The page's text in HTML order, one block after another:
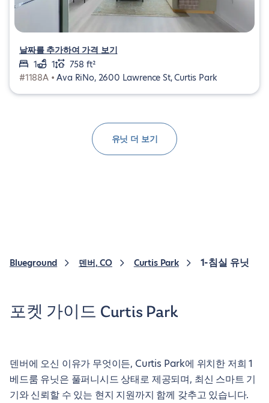
날짜를 추가하여 가격 보기
1
1
758 ft²
#1188A •Ava RiNo, 2600 Lawrence St, Curtis Park
유닛 더 보기
Blueground 덴버, CO Curtis Park 1-침실 유닛
포켓 가이드 Curtis Park
덴버에 오신 이유가 무엇이든, Curtis Park에 위치한 저희 1
베드룸 유닛은 풀퍼니시드 상태로 제공되며, 최신 스마트 기
기와 신뢰할 수 있는 현지 지원까지 함께 갖추고 있습니다.